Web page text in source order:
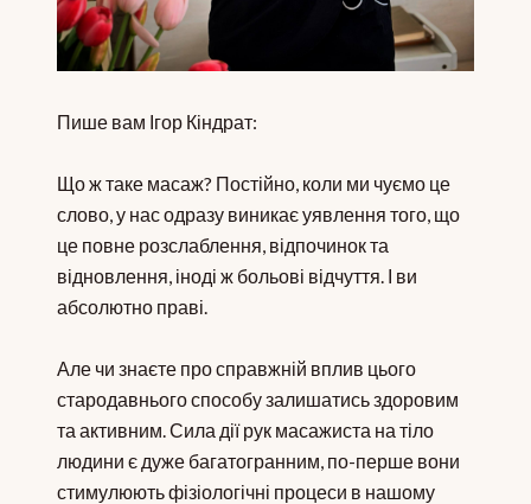
Пише вам Ігор Кіндрат:
Що ж таке масаж? Постійно, коли ми чуємо це
слово, у нас одразу виникає уявлення того, що
це повне розслаблення, відпочинок та
відновлення, іноді ж больові відчуття. І ви
абсолютно праві.
Але чи знаєте про справжній вплив цього
стародавнього способу залишатись здоровим
та активним. Сила дії рук масажиста на тіло
людини є дуже багатогранним, по-перше вони
стимулюють фізіологічні процеси в нашому